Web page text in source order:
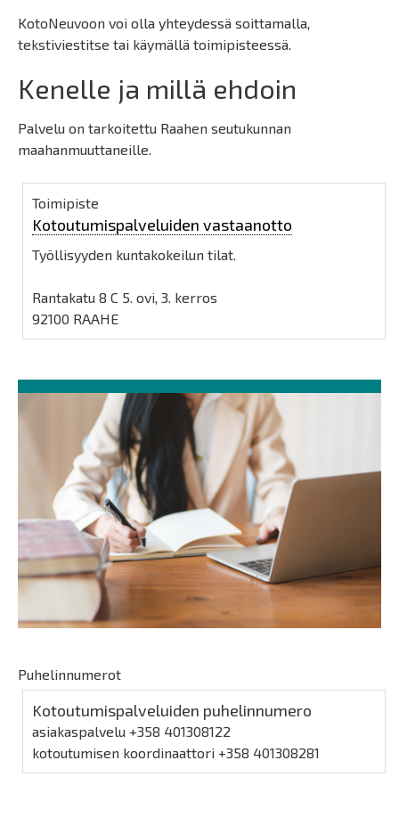
KotoNeuvoon voi olla yhteydessä soittamalla,
tekstiviestitse tai käymällä toimipisteessä.
Kenelle ja millä ehdoin
Palvelu on tarkoitettu Raahen seutukunnan
maahanmuuttaneille.
Toimipiste
Kotoutumispalveluiden vastaanotto
Työllisyyden kuntakokeilun tilat.
Rantakatu 8 C 5. ovi, 3. kerros
92100 RAAHE
Puhelinnumerot
Kotoutumispalveluiden puhelinnumero
asiakaspalvelu +358 401308122
kotoutumisen koordinaattori +358 401308281